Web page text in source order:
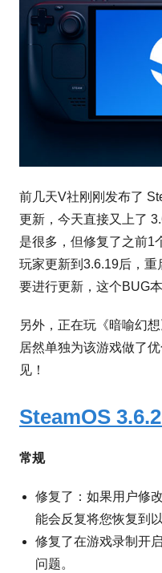
前几天V社刚刚发布了
更新，今天直接又上了
是很多，但修复了之前1
玩家更新到3.6.19后，
要进行更新，这个BUG
另外，正在玩《暗喻幻
居然单独为该游戏做了
见！
SteamOS
常规
修复了：如果用户修
能会反复将您恢复到
修复了在游戏录制开
问题。